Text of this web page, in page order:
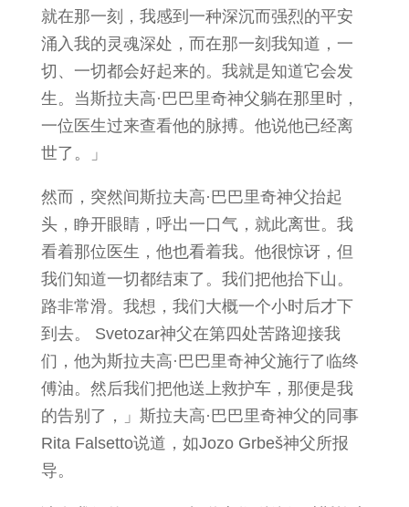
就在那一刻，我感到一种深沉而强烈的平安
涌入我的灵魂深处，而在那一刻我知道，一
切、一切都会好起来的。我就是知道它会发
生。当斯拉夫高·巴巴里奇神父躺在那里时，
一位医生过来查看他的脉搏。他说他已经离
世了。」
然而，突然间斯拉夫高·巴巴里奇神父抬起
头，睁开眼睛，呼出一口气，就此离世。我
看着那位医生，他也看着我。他很惊讶，但
我们知道一切都结束了。我们把他抬下山。
路非常滑。我想，我们大概一个小时后才下
到去。 Svetozar神父在第四处苦路迎接我
们，他为斯拉夫高·巴巴里奇神父施行了临终
傅油。然后我们把他送上救护车，那便是我
的告别了，」斯拉夫高·巴巴里奇神父的同事
Rita Falsetto说道，如Jozo Grbeš神父所报
导。